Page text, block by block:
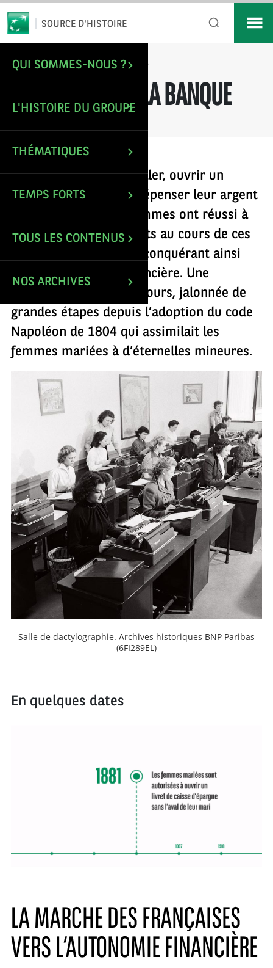
SOURCE D'HISTOIRE
QUI SOMMES-NOUS ?
L'HISTOIRE DU GROUPE
THÉMATIQUES
TEMPS FORTS
TOUS LES CONTENUS
NOS ARCHIVES
ACCUEIL/Les femmes et la Banque
LES FEMMES ET LA BANQUE
Que ce soit pour travailler, ouvrir un
compte, épargner ou dépenser leur argent
en toute liberté, les femmes ont réussi à
faire évoluer leurs droits au cours de ces
150 dernières années, conquérant ainsi
leur indépendance financière. Une
émancipation au long cours, jalonnée de
grandes étapes depuis l’adoption du code
Napoléon de 1804 qui assimilait les
femmes mariées à d’éternelles mineures.
Salle de dactylographie. Archives historiques BNP Paribas
(6FI289EL)
En quelques dates
LA MARCHE DES FRANÇAISES
VERS L’AUTONOMIE FINANCIÈRE
Email